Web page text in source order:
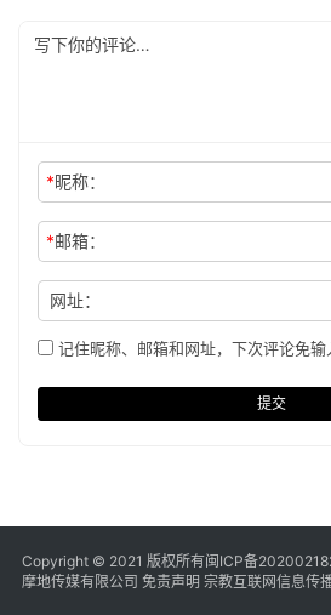
*昵称：
*邮箱：
网址：
记住昵称、邮箱和网址，下次评论免输
提交
Copyright © 2021 版权所有闽ICP备
摩地传媒有限公司 免责声明 宗教互联网信息传